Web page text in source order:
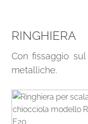
RINGHIERA
Con fissaggio
metalliche.